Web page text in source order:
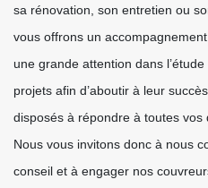
sa rénovation, son entretien ou
vous offrons un
une grande attention dans
projets afin d’aboutir à leur
disposés à répondre à toutes vos
Nous vous invitons donc à nous
conseil et à engager nos